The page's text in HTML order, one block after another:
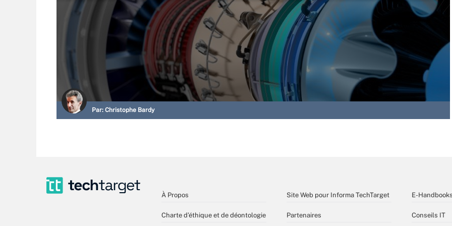
Par: Christophe Bardy
À Propos
Charte d’éthique et de déontologie
Site Web pour Informa TechTarget
Partenaires
E-
Conseils IT